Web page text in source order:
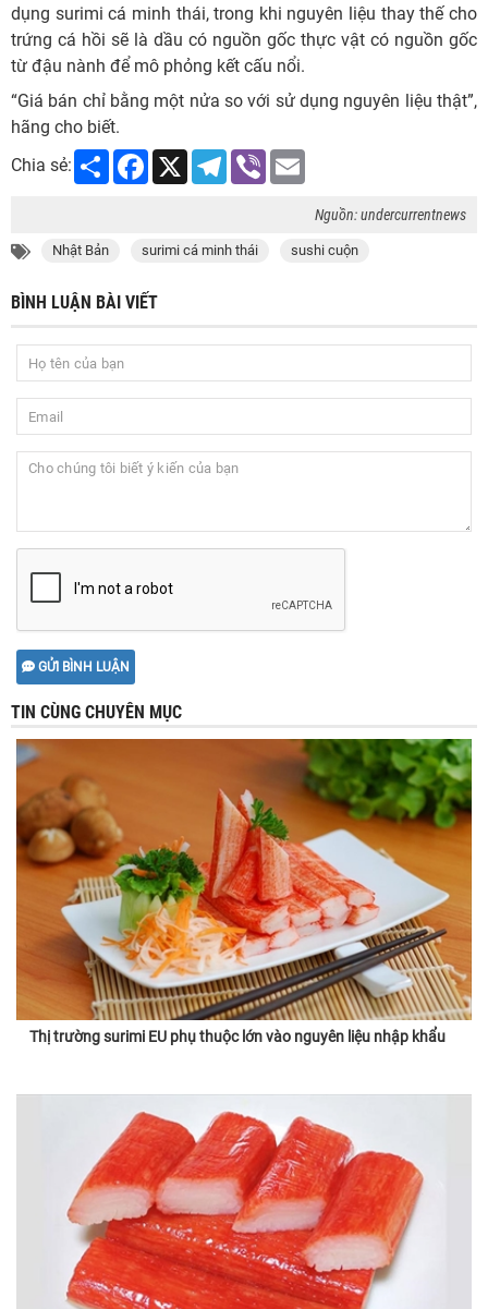
dụng surimi cá minh thái, trong khi nguyên liệu thay thế cho
trứng cá hồi sẽ là dầu có nguồn gốc thực vật có nguồn gốc
từ đậu nành để mô phỏng kết cấu nổi.
“Giá bán chỉ bằng một nửa so với sử dụng nguyên liệu thật”,
hãng cho biết.
Chia sẻ:
Share Facebook
X Telegram
Viber
Nguồn: undercurrentnews
Nhật Bản surimi cá minh thái sushi cuộn
BÌNH LUẬN BÀI VIẾT
GỬI BÌNH LUẬN
TIN CÙNG CHUYÊN MỤC
Thị trường surimi EU phụ thuộc lớn vào nguyên liệu nhập khẩu